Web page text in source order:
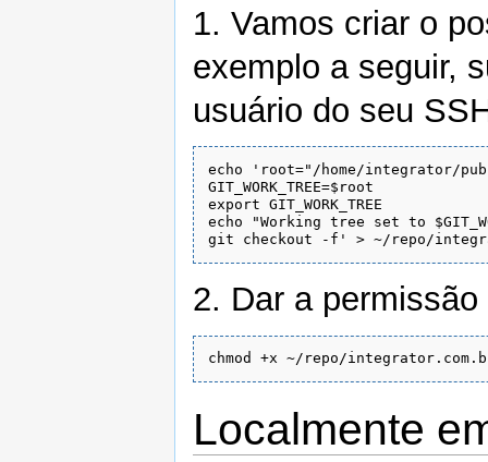
1. Vamos criar o
exemplo a seguir,
usuário do seu
echo 'root="/home/integrator/
GIT_WORK_TREE=$root
export GIT_WORK_TREE
echo "Working tree set to
2. Dar a
Localmente